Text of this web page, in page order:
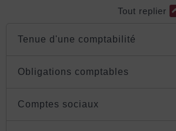
Tout replier
Tenue d'une comptabilité
Obligations comptables
Comptes sociaux